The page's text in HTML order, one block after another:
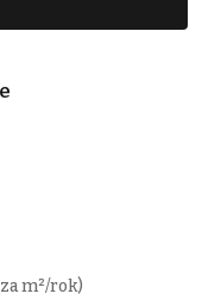
m²/rok)